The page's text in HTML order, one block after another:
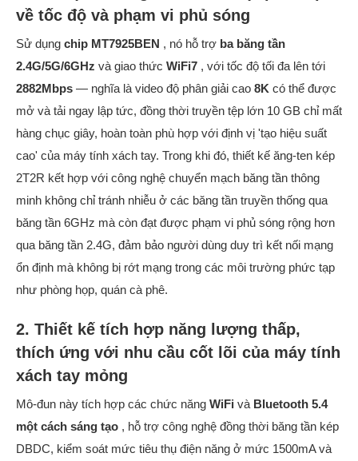
về tốc độ và phạm vi phủ sóng
Sử dụng chip MT7925BEN , nó hỗ trợ ba băng tần
2.4G/5G/6GHz và giao thức WiFi7 , với tốc độ tối đa lên tới
2882Mbps — nghĩa là video độ phân giải cao 8K có thể được
mở và tải ngay lập tức, đồng thời truyền tệp lớn 10 GB chỉ mất
hàng chục giây, hoàn toàn phù hợp với định vị 'tạo hiệu suất
cao' của máy tính xách tay. Trong khi đó, thiết kế ăng-ten kép
2T2R kết hợp với công nghệ chuyển mạch băng tần thông
minh không chỉ tránh nhiễu ở các băng tần truyền thống qua
băng tần 6GHz mà còn đạt được phạm vi phủ sóng rộng hơn
qua băng tần 2.4G, đảm bảo người dùng duy trì kết nối mạng
ổn định mà không bị rớt mạng trong các môi trường phức tạp
như phòng họp, quán cà phê.
2. Thiết kế tích hợp năng lượng thấp,
thích ứng với nhu cầu cốt lõi của máy tính
xách tay mỏng
Mô-đun này tích hợp các chức năng WiFi và Bluetooth 5.4
một cách sáng tạo , hỗ trợ công nghệ đồng thời băng tần kép
DBDC, kiểm soát mức tiêu thụ điện năng ở mức 1500mA và